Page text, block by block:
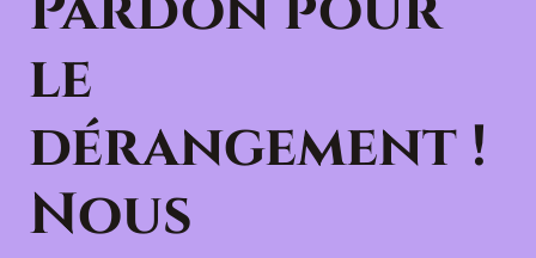
le
dérangement !
Nous